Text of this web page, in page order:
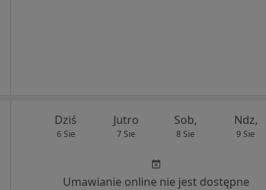
Dziś
6 Sie
Jutro
7 Sie
Sob,
8 Sie
Ndz,
9 Sie
Umawianie online nie jest dostępne